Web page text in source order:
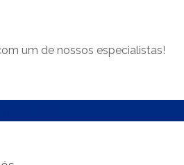
um de nossos especialistas!